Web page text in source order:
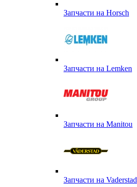
Запчасти на Horsch
Запчасти на Lemken
Запчасти на Manitou
Запчасти на Vaderstad